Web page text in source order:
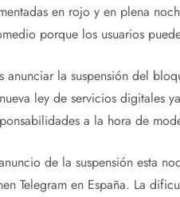
en rojo y en plena
porque los usuarios
anunciar la suspensión del
ley de servicios digitales
a la hora de
de la suspensión esta
Telegram en España. La